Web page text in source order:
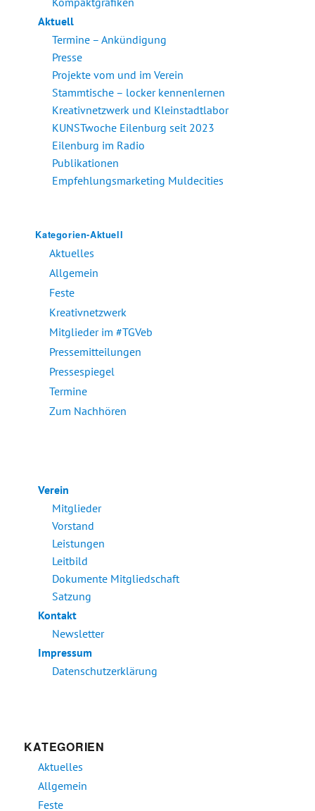
Aktuell
Termine – Ankündigung
Presse
Projekte vom und im Verein
Stammtische – locker kennenlernen
Kreativnetzwerk und Kleinstadtlabor
KUNSTwoche Eilenburg seit 2023
Eilenburg im Radio
Publikationen
Empfehlungsmarketing Muldecities
Kategorien-Aktuell
Aktuelles
Allgemein
Feste
Kreativnetzwerk
Mitglieder im #TGVeb
Pressemitteilungen
Pressespiegel
Termine
Zum Nachhören
Verein
Mitglieder
Vorstand
Leistungen
Leitbild
Dokumente Mitgliedschaft
Satzung
Kontakt
Newsletter
Impressum
Datenschutzerklärung
KATEGORIEN
Aktuelles
Allgemein
Feste